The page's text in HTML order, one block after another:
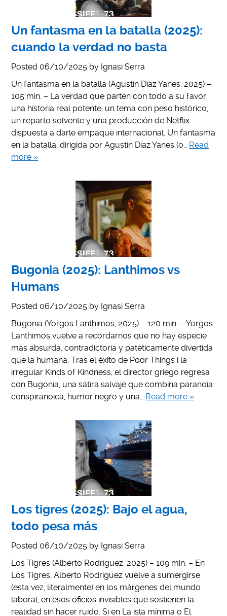
Un fantasma en la batalla (2025):
cuando la verdad no basta
Posted 06/10/2025 by Ignasi Serra
Un fantasma en la batalla (Agustín Díaz Yanes, 2025) –
105 min. – La verdad que parten con todo a su favor:
una historia real potente, un tema con peso histórico,
un reparto solvente y una producción de Netflix
dispuesta a darle empaque internacional. Un fantasma
en la batalla, dirigida por Agustín Díaz Yanes (o… Read
more »
Bugonia (2025): Lanthimos vs
Humans
Posted 06/10/2025 by Ignasi Serra
Bugonia (Yorgos Lanthimos, 2025) – 120 min. – Yorgos
Lanthimos vuelve a recordarnos que no hay especie
más absurda, contradictoria y patéticamente divertida
que la humana. Tras el éxito de Poor Things i la
irregular Kinds of Kindness, el director griego regresa
con Bugonia, una sátira salvaje que combina paranoia
conspiranoica, humor negro y una… Read more »
Los tigres (2025): Bajo el agua,
todo pesa más
Posted 06/10/2025 by Ignasi Serra
Los Tigres (Alberto Rodríguez, 2025) – 109 min. – En
Los Tigres, Alberto Rodríguez vuelve a sumergirse
(esta vez, literalmente) en los márgenes del mundo
laboral, en esos oficios invisibles que sostienen la
realidad sin hacer ruido. Si en La isla mínima o El